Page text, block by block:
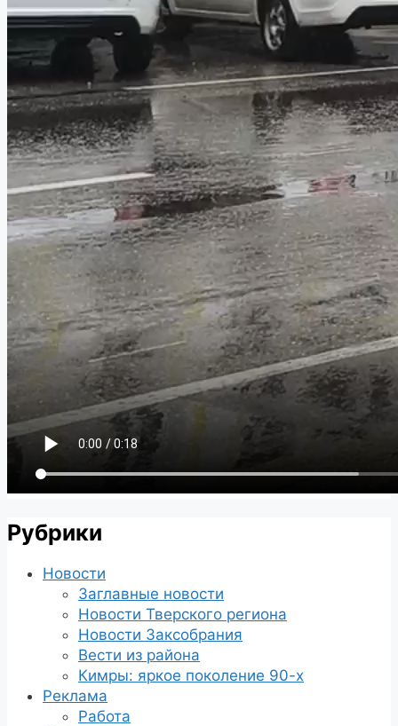
Рубрики
Новости
Заглавные новости
Новости Тверского региона
Новости Заксобрания
Вести из района
Кимры: яркое поколение 90-х
Реклама
Работа